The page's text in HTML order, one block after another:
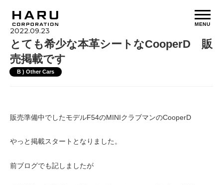
MENU
2022.09.23
とても希少な本革シートなCooperD 販
売掲載です
B ) Other Cars
販売準備中でしたモデルF54のMINIクラブマンのCooperD
やっと掲載スタートとなりました。
前ブログでも記しましたが